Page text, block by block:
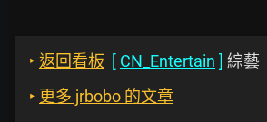
‣ 返回看板 [ CN_Entertain ] 綜藝
‣ 更多 jrbobo 的文章